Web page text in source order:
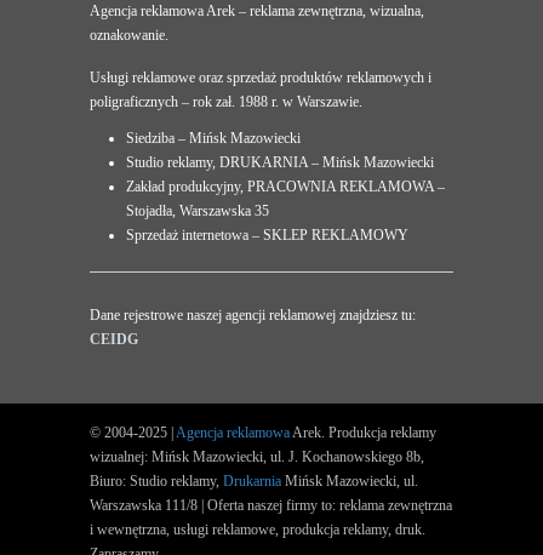
Agencja reklamowa Arek – reklama zewnętrzna, wizualna,
oznakowanie.
Usługi reklamowe oraz sprzedaż produktów reklamowych i
poligraficznych – rok zał. 1988 r. w Warszawie.
Siedziba – Mińsk Mazowiecki
Studio reklamy, DRUKARNIA – Mińsk Mazowiecki
Zakład produkcyjny, PRACOWNIA REKLAMOWA –
Stojadła, Warszawska 35
Sprzedaż internetowa – SKLEP REKLAMOWY
Dane rejestrowe naszej agencji reklamowej znajdziesz tu:
CEIDG
© 2004-2025 | Agencja reklamowaArek. Produkcja reklamy
wizualnej: Mińsk Mazowiecki, ul. J. Kochanowskiego 8b,
Biuro: Studio reklamy, Drukarnia Mińsk Mazowiecki, ul.
Warszawska 111/8 | Oferta naszej firmy to: reklama zewnętrzna
i wewnętrzna, usługi reklamowe, produkcja reklamy, druk.